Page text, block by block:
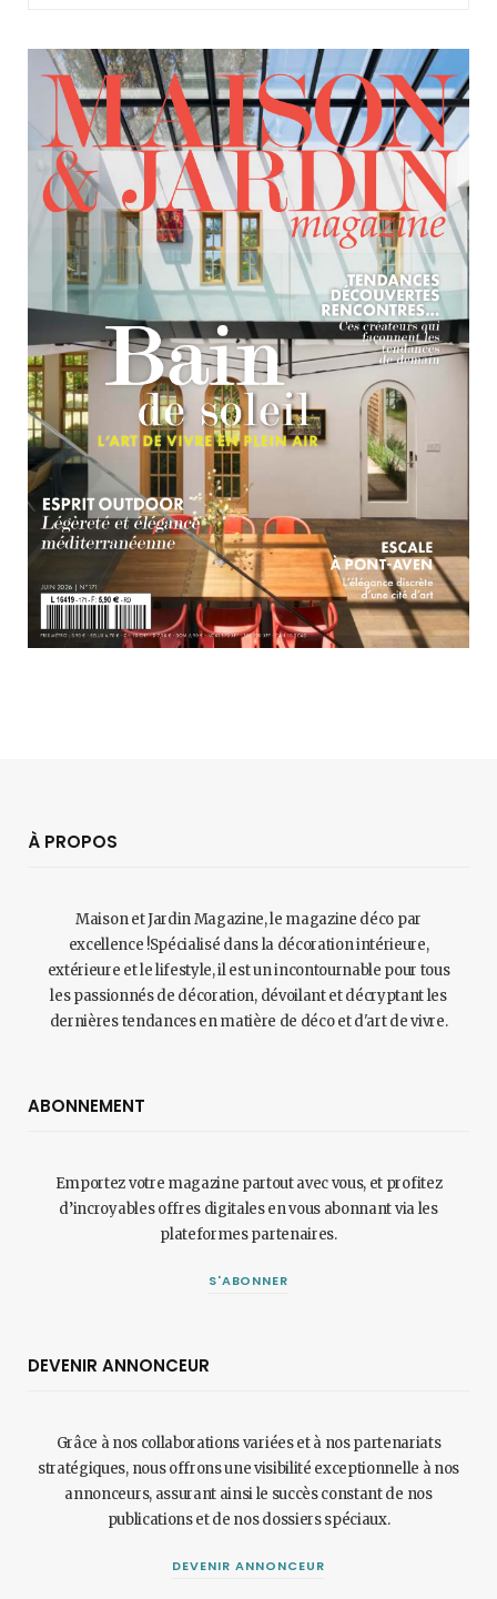
À PROPOS
Maison et Jardin Magazine, le magazine déco par
excellence !Spécialisé dans la décoration intérieure,
extérieure et le lifestyle, il est un incontournable pour tous
les passionnés de décoration, dévoilant et décryptant les
dernières tendances en matière de déco et d'art de vivre.
ABONNEMENT
Emportez votre magazine partout avec vous, et profitez
d’incroyables offres digitales en vous abonnant via les
plateformes partenaires.
S'ABONNER
DEVENIR ANNONCEUR
Grâce à nos collaborations variées et à nos partenariats
stratégiques, nous offrons une visibilité exceptionnelle à nos
annonceurs, assurant ainsi le succès constant de nos
publications et de nos dossiers spéciaux.
DEVENIR ANNONCEUR